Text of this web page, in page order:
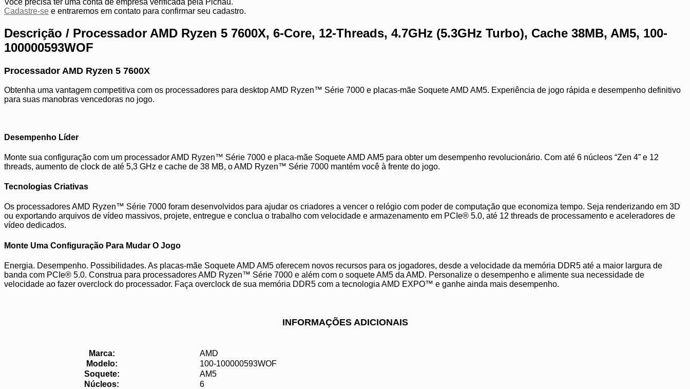
Cadastre-se e entraremos em contato para confirmar seu cadastro.
Descrição / Processador AMD Ryzen 5 7600X, 6-Core, 12-Threads, 4.7GHz (5.3GHz Turbo), Cache 38MB, AM5, 100-
100000593WOF
Processador AMD Ryzen 5 7600X
Obtenha uma vantagem competitiva com os processadores para desktop AMD Ryzen™ Série 7000 e placas-mãe Soquete AMD AM5. Experiência de jogo rápida e desempenho definitivo
para suas manobras vencedoras no jogo.
Desempenho Líder
Monte sua configuração com um processador AMD Ryzen™ Série 7000 e placa-mãe Soquete AMD AM5 para obter um desempenho revolucionário. Com até 6 núcleos “Zen 4” e 12
threads, aumento de clock de até 5,3 GHz e cache de 38 MB, o AMD Ryzen™ Série 7000 mantém você à frente do jogo.
Tecnologias Criativas
Os processadores AMD Ryzen™ Série 7000 foram desenvolvidos para ajudar os criadores a vencer o relógio com poder de computação que economiza tempo. Seja renderizando em 3D
ou exportando arquivos de vídeo massivos, projete, entregue e conclua o trabalho com velocidade e armazenamento em PCIe® 5.0, até 12 threads de processamento e aceleradores de
vídeo dedicados.
Monte Uma Configuração Para Mudar O Jogo
Energia. Desempenho. Possibilidades. As placas-mãe Soquete AMD AM5 oferecem novos recursos para os jogadores, desde a velocidade da memória DDR5 até a maior largura de
banda com PCIe® 5.0. Construa para processadores AMD Ryzen™ Série 7000 e além com o soquete AM5 da AMD. Personalize o desempenho e alimente sua necessidade de
velocidade ao fazer overclock do processador. Faça overclock de sua memória DDR5 com a tecnologia AMD EXPO™ e ganhe ainda mais desempenho.
INFORMAÇÕES ADICIONAIS
Marca:
AMD
Modelo:
100-100000593WOF
Soquete:
AM5
Núcleos:
6